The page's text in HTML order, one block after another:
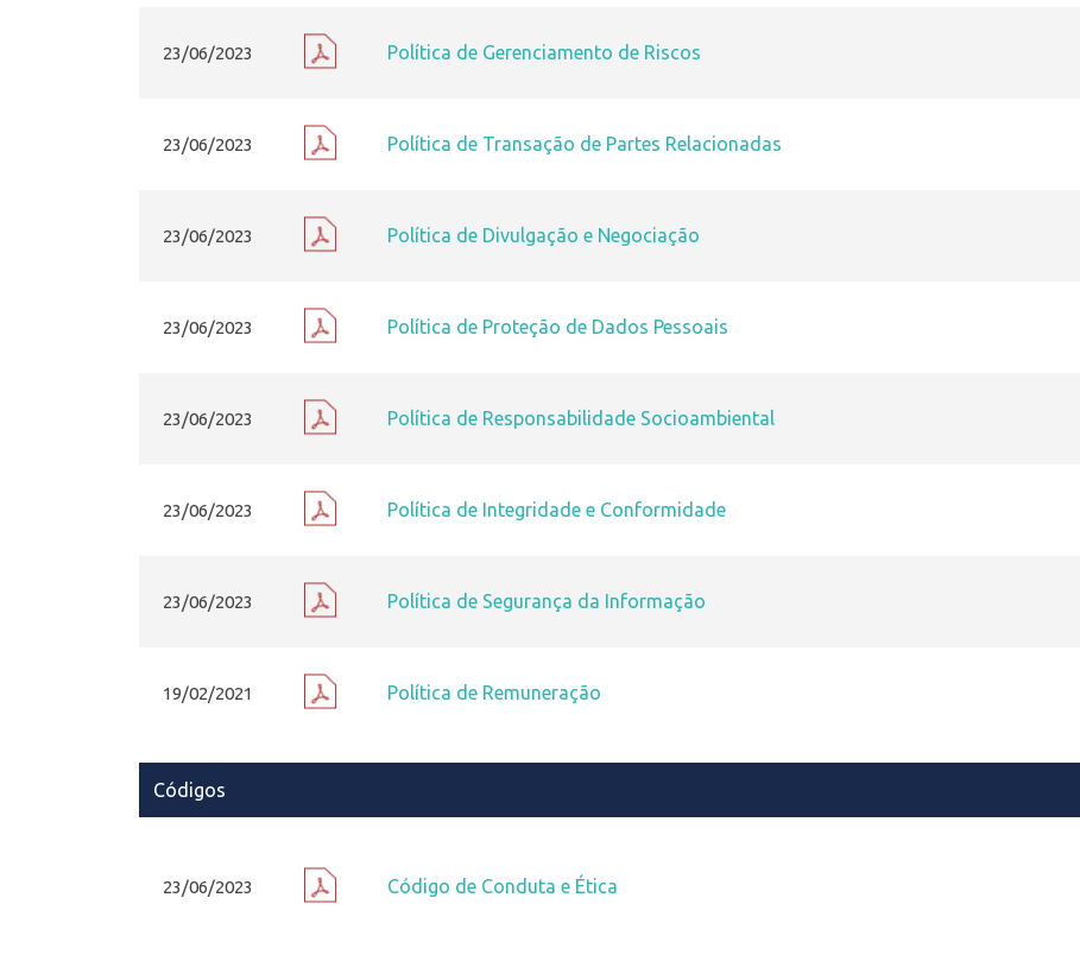
23/06/2023 Política de Gerenciamento de Riscos
23/06/2023 Política de Transação de Partes Relacionadas
23/06/2023 Política de Divulgação e Negociação
23/06/2023 Política de Proteção de Dados Pessoais
23/06/2023 Política de Responsabilidade Socioambiental
23/06/2023 Política de Integridade e Conformidade
23/06/2023 Política de Segurança da Informação
19/02/2021 Política de Remuneração
Códigos
23/06/2023 Código de Conduta e Ética